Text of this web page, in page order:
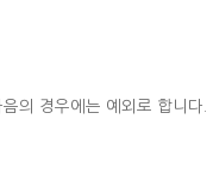
의 경우에는 예외로 합니다.